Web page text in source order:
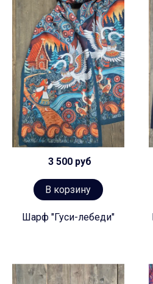
3 500 руб
В корзину
Шарф "Гуси-лебеди"